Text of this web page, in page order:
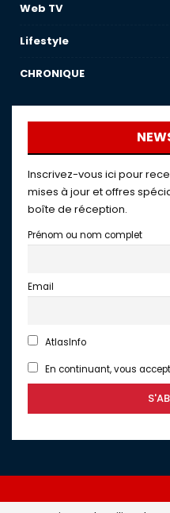
Web TV
Lifestyle
CHRONIQUE
Inscrivez-vous ici pour
mises à jour et offres
boîte de réception.
Prénom ou nom complet
Email
AtlasInfo
En continuant, vous